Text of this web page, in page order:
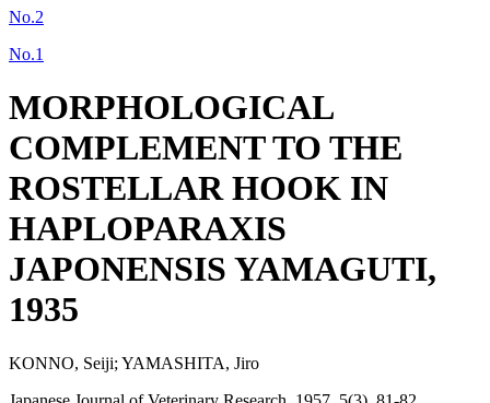
No.2
No.1
MORPHOLOGICAL
COMPLEMENT TO THE
ROSTELLAR HOOK IN
HAPLOPARAXIS
JAPONENSIS YAMAGUTI,
1935
KONNO, Seiji; YAMASHITA, Jiro